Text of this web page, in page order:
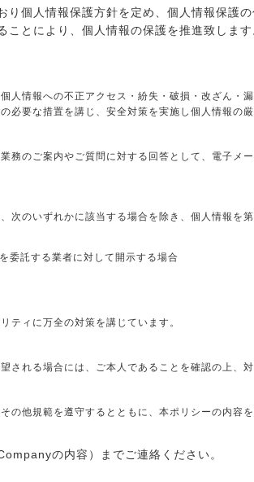
個人情報保護方針を定め、個人情報保護
とにより、個人情報の保護を推進致します
人情報への不正アクセス・紛失・破損・改ざん・
必要な措置を講じ、安全対策を実施し個人情報の厳
務のご案内やご質問に対する回答として、電子メ
次のいずれかに該当する場合を除き、個人情報を
委託する業者に対して開示する場合
ティに万全の対策を講じています。
される場合には、ご本人であることを確認の上、対
の他規範を遵守するとともに、本ポリシーの内容
の内容）までご連絡ください。